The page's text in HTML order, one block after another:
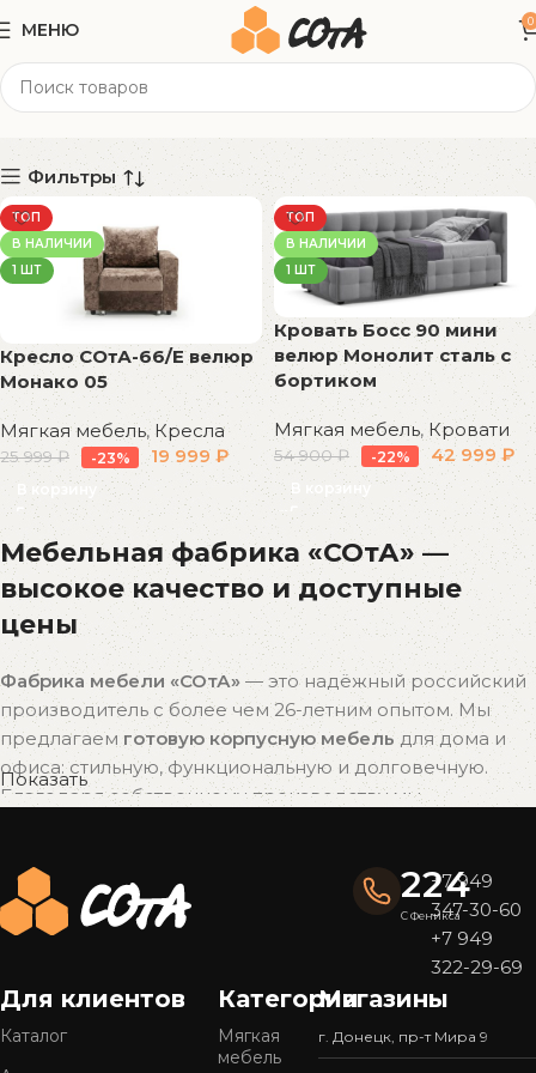
МЕНЮ 0
Велюр Монолит
Фильтры
ТОП
В НАЛИЧИИ
1 ШТ
Кресло СОтА-66/Е велюр
Монако 05
Мягкая мебель, Кресла
25 999₽ -23% 19 999 ₽
В корзину
ТОП
В НАЛИЧИИ
1 ШТ
Кровать Босс 90 мини
велюр Монолит сталь с
бортиком
Мягкая мебель, Кровати
54 900₽ -22% 42 999 ₽
В корзину
Мебельная фабрика «СОтА» —
высокое качество и доступные
цены
Фабрика мебели «СОтА» — это надёжный российский
производитель с более чем 26-летним опытом. Мы
предлагаем готовую корпусную мебель для дома и
офиса: стильную, функциональную и долговечную.
Благодаря собственному производству мы
Почему выбирают мебель «СОтА»?
У нас представлен
большой выбор мебелив
популярных стилях — от современного минимализма
до уютной классики. Готовые решения подойдут для
Показать
224
С Феникса
+7 949
347-30-60
+7 949
322-29-69
Для клиентов
Каталог
Категории
Мягкая
мебель
Магазины
г. Донецк, пр-т Мира 9